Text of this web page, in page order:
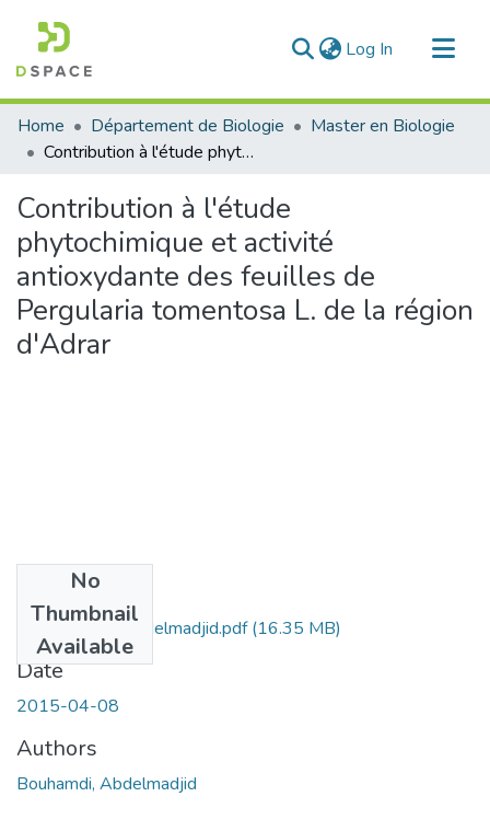
Log In (current)
Communities & Collections
All of DSpace
Home Département de Biologie
Master en Biologie
Contribution à l'étude phytochimique et activité antioxydante des feuilles de Pergularia tomentosa L. de la région d'Adrar
Contribution à l'étude
phytochimique et activité
antioxydante des feuilles de
Pergularia tomentosa L. de la région
d'Adrar
No
Thumbnail
Available
BOUHAMDI-Abdelmadjid.pdf(16.35 MB)
Date
2015-04-08
Authors
Bouhamdi, Abdelmadjid